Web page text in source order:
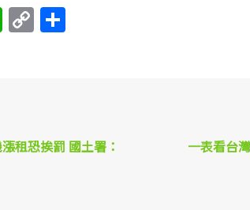
WhatsApp
Copy
Link
租恐挨罰 國土署：
一表看台